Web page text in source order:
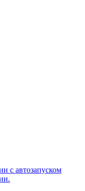
с автозапуском